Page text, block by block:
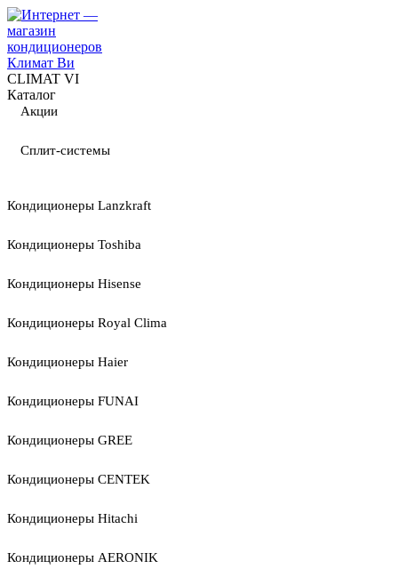
CLIMAT VI
Каталог
Акции
Сплит-системы
Кондиционеры Lanzkraft
Кондиционеры Toshiba
Кондиционеры Hisense
Кондиционеры Royal Clima
Кондиционеры Haier
Кондиционеры FUNAI
Кондиционеры GREE
Кондиционеры CENTEK
Кондиционеры Hitachi
Кондиционеры AERONIK